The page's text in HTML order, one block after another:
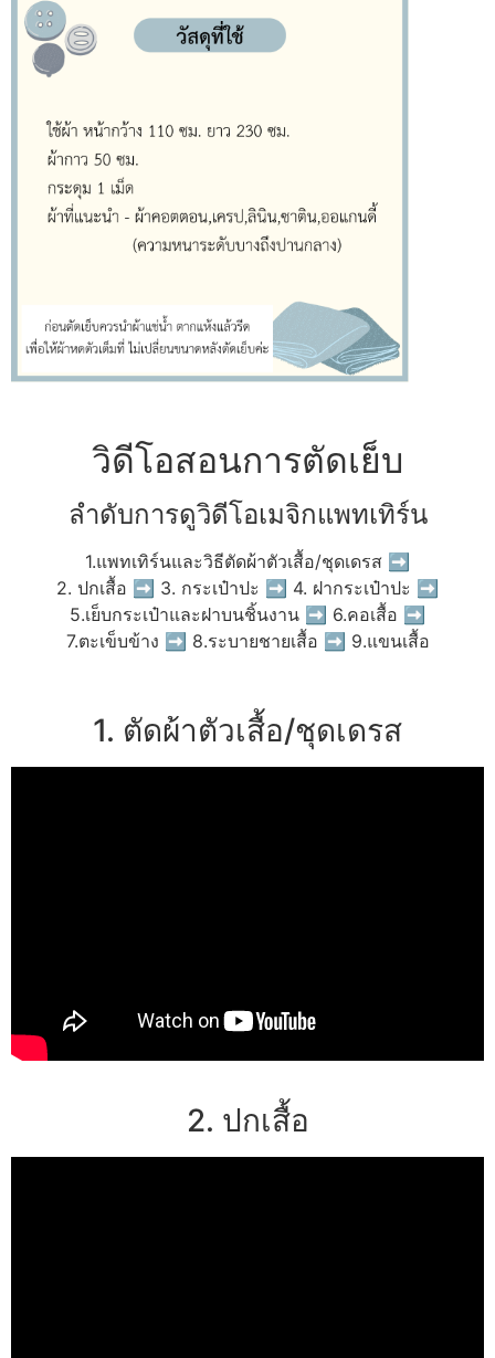
วิดีโอสอนการตัดเย็บ
ลำดับการดูวิดีโอเมจิกแพทเทิร์น
1.แพทเทิร์นและวิธีตัดผ้าตัวเสื้อ/ชุดเดรส ➡
2. ปกเสื้อ ➡ 3. กระเป๋าปะ ➡ 4. ฝากระเป๋าปะ ➡
5.เย็บกระเป๋าและฝาบนชิ้นงาน ➡ 6.คอเสื้อ ➡
7.ตะเข็บข้าง ➡ 8.ระบายชายเสื้อ ➡ 9.แขนเสื้อ
1. ตัดผ้าตัวเสื้อ/ชุดเดรส
2. ปกเสื้อ